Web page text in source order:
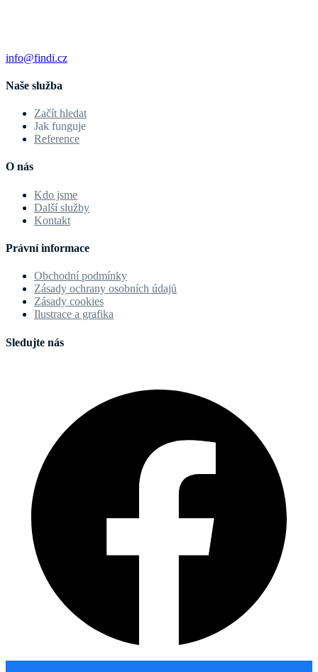
info@findi.cz
Naše služba
Začít hledat
Jak funguje
Reference
O nás
Kdo jsme
Další služby
Kontakt
Právní informace
Obchodní podmínky
Zásady ochrany osobních údajů
Zásady cookies
Ilustrace a grafika
Sledujte nás